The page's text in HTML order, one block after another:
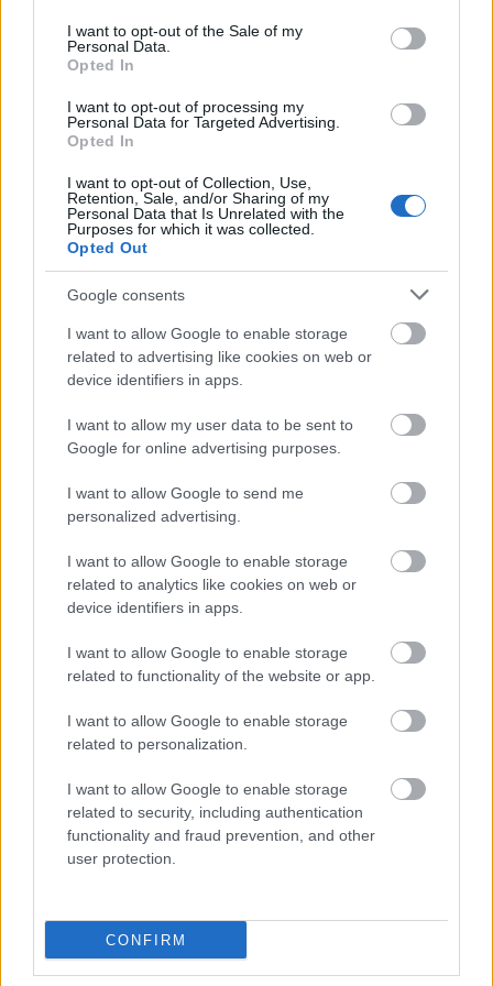
consent section.
I want to opt-out of the Sale of my
Personal Data.
Opted In
I want to opt-out of processing my
Personal Data for Targeted Advertising.
Opted In
I want to opt-out of Collection, Use,
Retention, Sale, and/or Sharing of my
Personal Data that Is Unrelated with the
Purposes for which it was collected.
Opted Out
Google consents
I want to allow Google to enable storage
related to advertising like cookies on web or
device identifiers in apps.
I want to allow my user data to be sent to
Google for online advertising purposes.
I want to allow Google to send me
personalized advertising.
I want to allow Google to enable storage
related to analytics like cookies on web or
device identifiers in apps.
I want to allow Google to enable storage
related to functionality of the website or app.
I want to allow Google to enable storage
related to personalization.
I want to allow Google to enable storage
related to security, including authentication
functionality and fraud prevention, and other
user protection.
CONFIRM
επιλέγουνκάθε χρόνο για να μοριοδοτηθούν -
προετοιμαστούν για προκηρύξεις ΑΣΕΠ
μόνο για το μήνα Οκτώβριο
Η εξ αποστάσεως προετοιμασία περιλαμβάνει:
Την ύλη κάθε ενότητας εξέτασης διαρθρωμένη
Εκπαιδευτικό υλικό διαμορφωμένο με βάση τις
ανάγκες και τις ενότητες του Διαγωνισμου
Online tests με ερωτήσεις πολλαπλών επιλογών
Τεστ αποτελεσματικότητας
Πρακτική εξάσκηση με ερωτήσεις απαντήσεις
όπως θα γίνει στην εξέταση
Επικοινωνία με καθηγητή για καθοδήγηση και
επίλυση αποριών
Συνεχής ανατροφοδότηση
Ανοικτή πλατφόρμα μέχρι τις εξετάσεις για
Έξτρα επαναλήψεις έως τις εξετάσεις